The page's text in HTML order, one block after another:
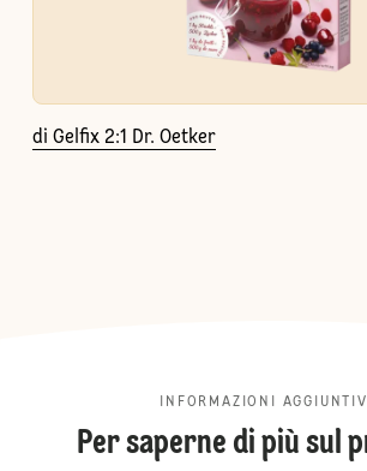
di Gelfix 2:1 Dr. Oetker
INFORMAZIONI
Per saperne di più sul